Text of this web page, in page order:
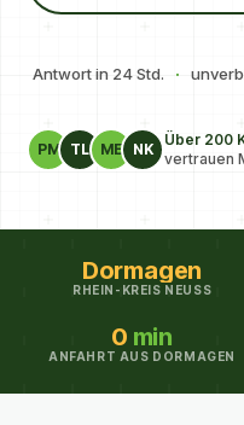
Antwort in 24 Std. ·
PM TL ME NK
Über 200
vertrauen
Dormagen
RHEIN-KREIS NEUSS
0 min
ANFAHRT AUS DORMAGEN